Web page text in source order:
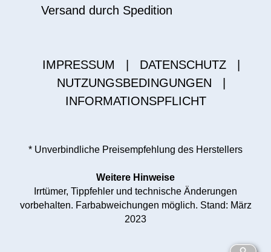
Versand durch Spedition
IMPRESSUM DATENSCHUTZ
NUTZUNGSBEDINGUNGEN
INFORMATIONSPFLICHT
* Unverbindliche Preisempfehlung des Herstellers
Weitere Hinweise
Irrtümer, Tippfehler und technische Änderungen
vorbehalten. Farbabweichungen möglich. Stand: März
2023